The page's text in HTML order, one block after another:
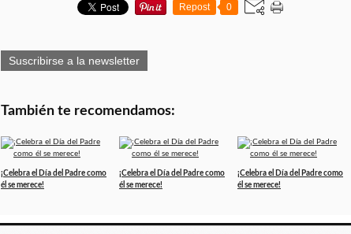
Repost 0
Suscribirse a la newsletter
También te recomendamos:
¡Celebra el Día del Padre como
él se merece!
¡Celebra el Día del Padre como
él se merece!
¡Celebra el Día del Padre como
él se merece!